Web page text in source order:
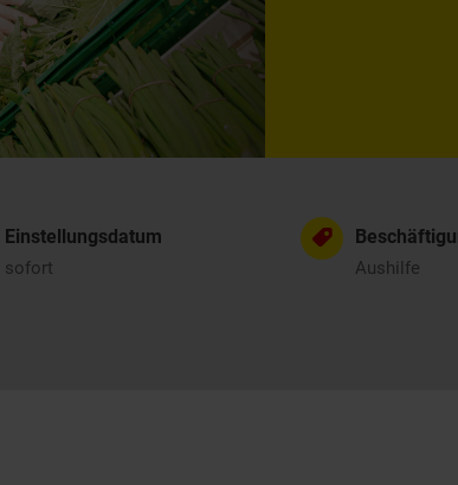
Einstellungsdatum
sofort Aushilfe